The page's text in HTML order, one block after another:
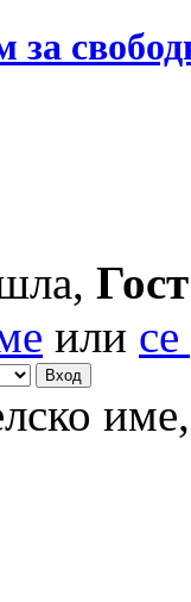
Гост
или